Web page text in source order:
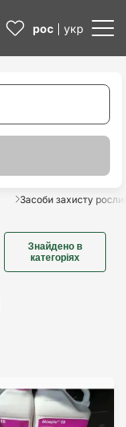
рос укр
Засоби захисту
Знайдено в
категоріях